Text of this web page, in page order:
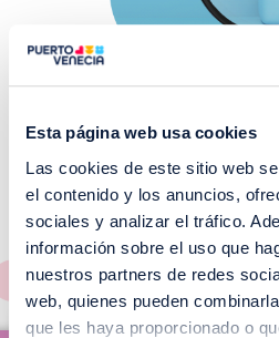
Esta página web usa cookies
Las cookies de este sitio web
el contenido y los anuncios,
sociales y analizar el tráfico.
información sobre el uso que
nuestros partners de redes
web, quienes pueden
que les haya proporcionado o
¡No te pierdas
EVENTOS!
Ver todos >